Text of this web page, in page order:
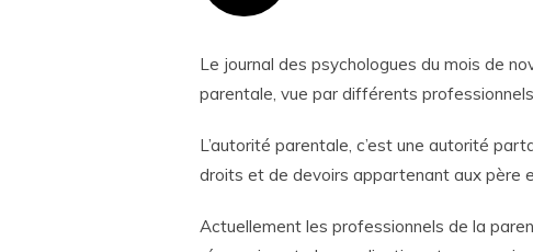
Le journal des psychologues du mois de
parentale, vue par différents
L’autorité parentale, c’est une autorité
droits et de devoirs appartenant aux père
Actuellement les professionnels de la